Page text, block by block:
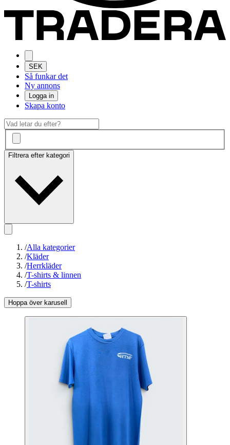
SEK
Så funkar det
Ny annons
Logga in
Skapa konto
Filtrera efter kategori
/Alla kategorier
/Kläder
/Herrkläder
/T-shirts & linnen
/T-shirts
Hoppa över karusell